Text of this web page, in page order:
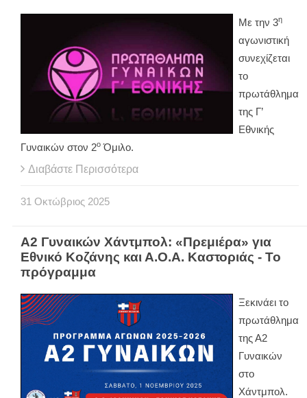
Με την 3η
αγωνιστική
συνεχίζεται
το
πρωτάθλημα
της Γ’
Εθνικής
Γυναικών στον 2ο Όμιλο.
Διαβάστε Περισσότερα
31 Οκτώβριος 2025
Α2 Γυναικών Χάντμπολ: «Πρεμιέρα» για
Εθνικό Κοζάνης και Α.Ο.Α. Καστοριάς - Το
πρόγραμμα
Ξεκινάει το
πρωτάθλημα
της Α2
Γυναικών
στο
Χάντμπολ.